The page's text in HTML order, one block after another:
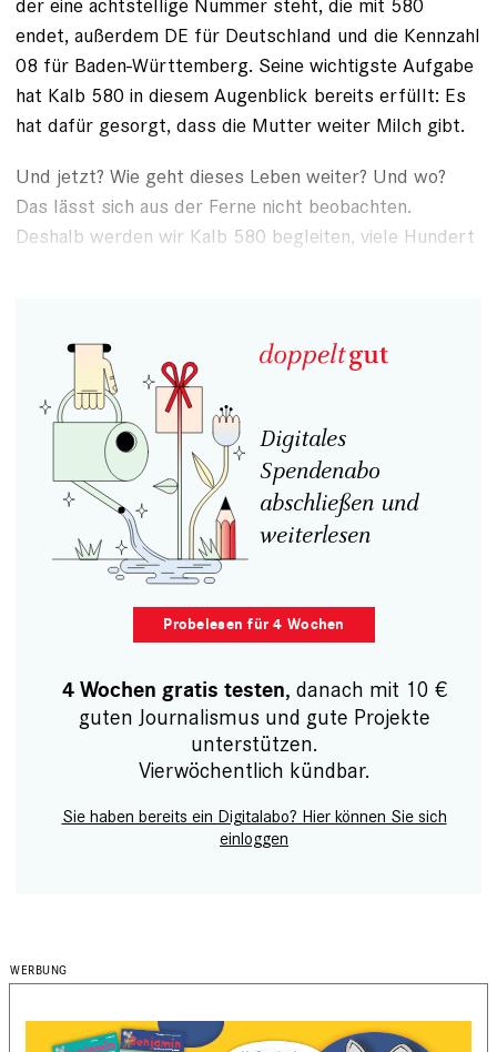
endet, außerdem DE für Deutschland und die Kennzahl
08 für Baden-Württemberg. Seine wichtigste Aufgabe
hat Kalb 580 in diesem Augenblick bereits erfüllt: Es
hat dafür gesorgt, dass die Mutter weiter Milch gibt.
Und jetzt? Wie geht dieses Leben weiter? Und wo?
Das lässt sich aus der Ferne nicht beobachten.
Deshalb werden wir Kalb 580 ­begleiten, viele Hundert
Digitales
Spendenabo
abschließen und
weiterlesen
Probelesen für 4 Wochen
4 Wochen gratis testen, danach mit 10 €
guten Journalismus und gute Projekte
unterstützen.
Vierwöchentlich kündbar.
Sie haben bereits ein Digitalabo? Hier können Sie sich
einloggen